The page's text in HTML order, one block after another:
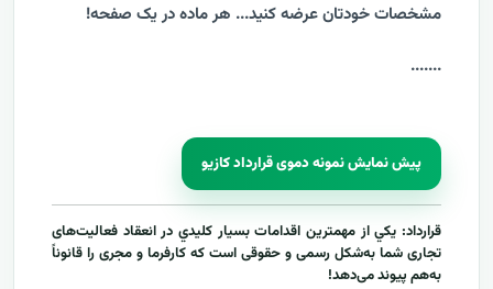
مشخصات خودتان عرضه کنید... هر ماده در یک صفحه!
...
....
پیش نمایش نمونه دموی قرارداد کازیو
قرارداد: يکي از مهمترين اقدامات بسيار کليدي در انعقاد فعالیت‌های
تجاری شما به‌شکل رسمی و حقوقی است که کارفرما و مجری را قانوناً
به‌هم پیوند می‌دهد!